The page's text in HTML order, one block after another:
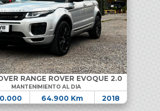
RANGE ROVER EVOQUE 2.0
MANTENIMIENTO AL DIA
64.900 Km 2018